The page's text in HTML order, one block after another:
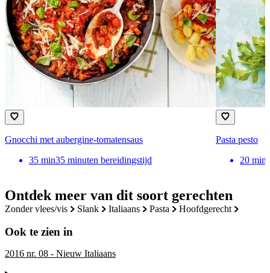
Ontdek meer van dit soort gerechten
zonder vlees/vis slank italiaans pasta hoofdgerecht
Ook te zien in
2016 nr. 08 - Nieuw Italiaans
Gnocchi met aubergine-tomatensaus
35 min35 minuten bereidingstijd
Pasta pesto
20 min